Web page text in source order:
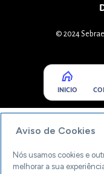
© 2024
INICIO
Aviso de Cookies
Nós usamos cookies e
melhorar a sua